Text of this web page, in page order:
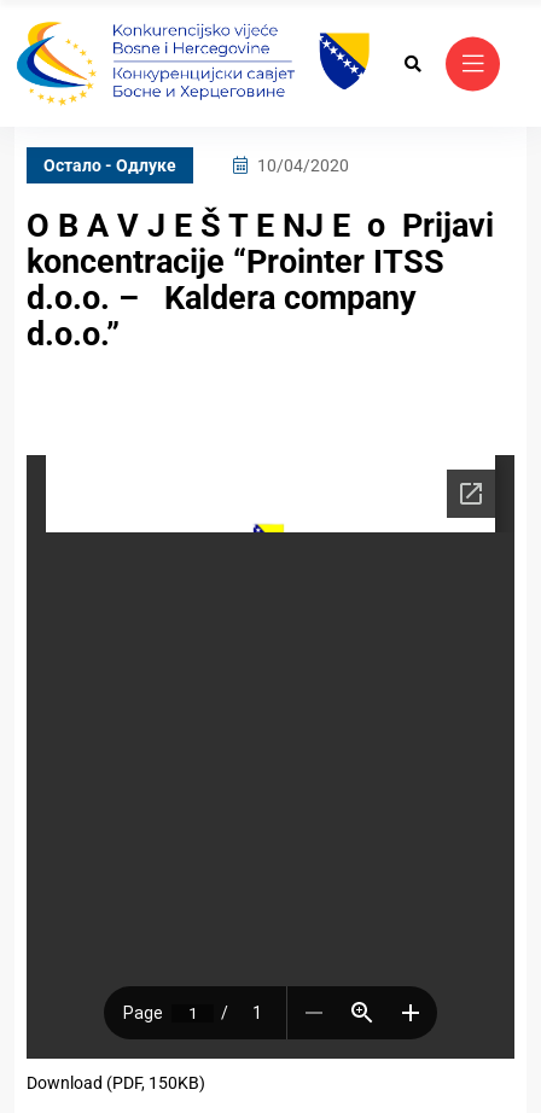
Oстало - Одлуке 10/04/2020
O B A V J E Š T E NJ E o Prijavi
koncentracije “Prointer ITSS
d.o.o. – Kaldera company
d.o.o.”
Download (PDF, 150KB)